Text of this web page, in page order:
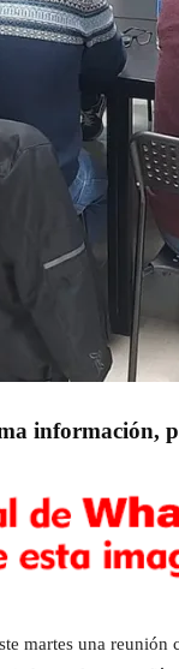
martes una reunión